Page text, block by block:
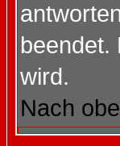
beendet.
wird.
Nach